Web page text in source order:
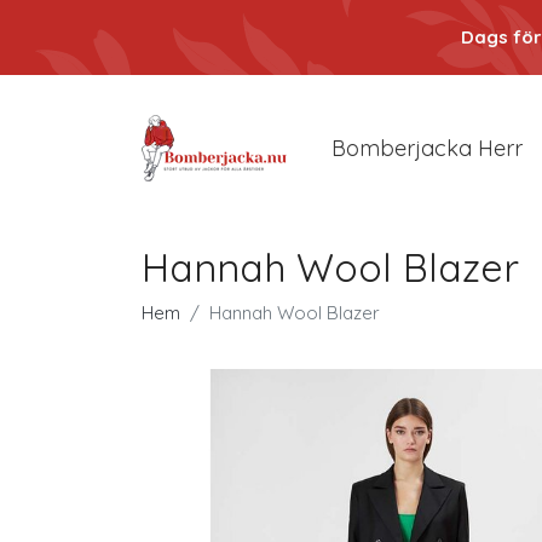
Dags
Bomberjacka Herr
Hannah Wool Blazer
Hem Hannah Wool Blazer